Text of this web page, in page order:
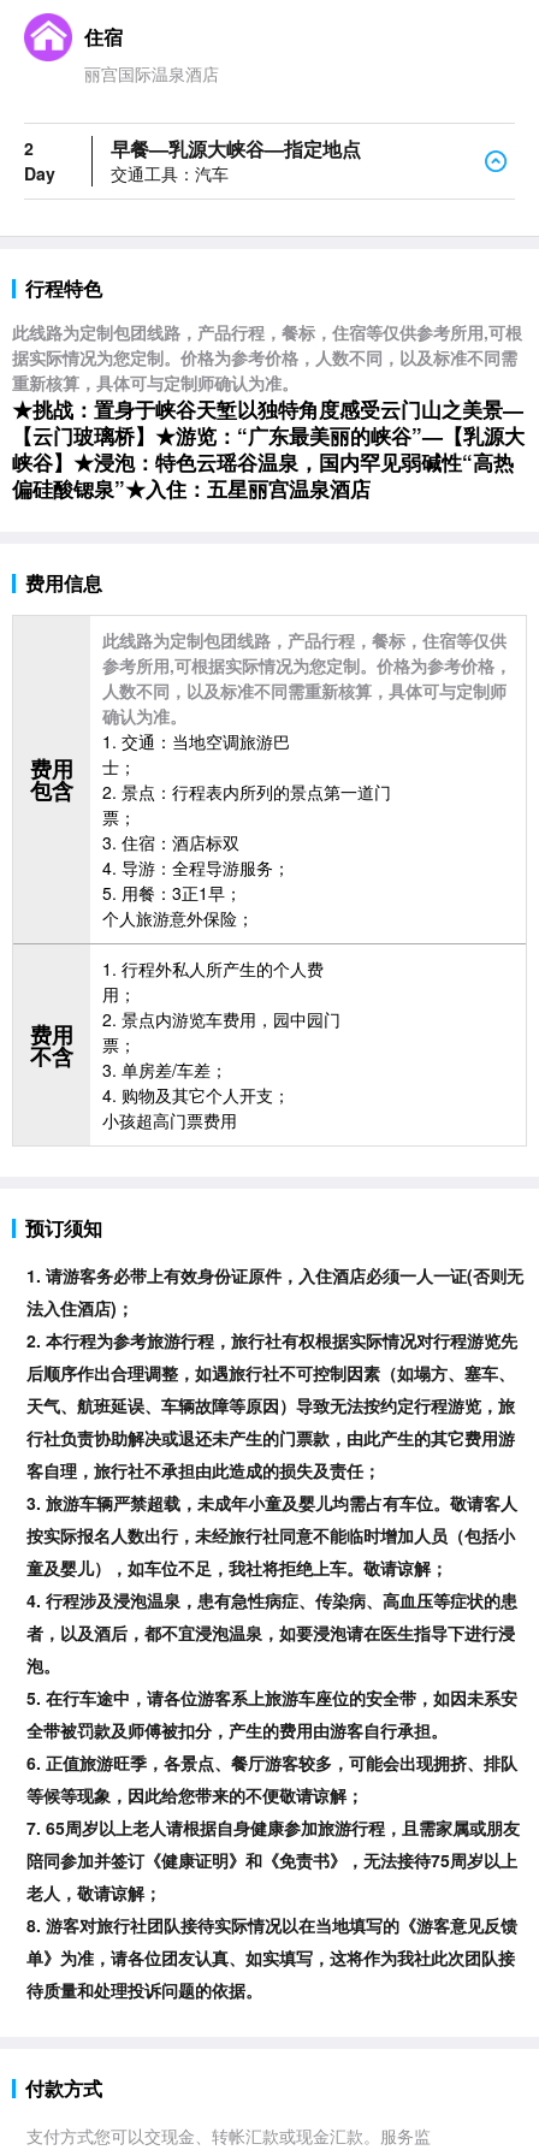
住宿
丽宫国际温泉酒店
2
Day
早餐—乳源大峡谷—指定地点
交通工具：汽车
行程特色
此线路为定制包团线路，产品行程，餐标，住宿等仅供参考所用,可根
据实际情况为您定制。价格为参考价格，人数不同，以及标准不同需
重新核算，具体可与定制师确认为准。
★挑战 ：置身于峡谷天堑以独特角度感受云门山之美景—
【云门玻璃桥】 ★游览 ： “广东最美丽的峡谷”—【乳源大
峡谷】 ★浸泡：特色云瑶谷温泉，国内罕见弱碱性“高热
偏硅酸锶泉”★入住 ： 五星丽宫温泉酒店
费用信息
费用
包含
此线路为定制包团线路，产品行程，餐标，住宿等仅供
参考所用,可根据实际情况为您定制。价格为参考价格，
人数不同，以及标准不同需重新核算，具体可与定制师
确认为准。
1. 交通： 当地空调旅游巴
士；
2. 景点：行程表内所列的景点第一道门
票；
3. 住宿：酒店标双
4. 导游：全程导游服务；
5. 用餐： 3正1早；
个人旅游意外保险；
费用
不含
1. 行程外私人所产生的个人费
用；
2. 景点内游览车费用，园中园门
票；
3. 单房差/车差；
4. 购物及其它个人开支；
小孩超高门票费用
预订须知
1. 请游客务必带上有效身份证原件，入住酒店必须一人一证(否则无
法入住酒店)；
2. 本行程为参考旅游行程， 旅行社有权根据实际情况对行程游览先
后顺序作出合理调整，如遇旅行社不可控制因素（如塌方、塞车、
天气、航班延误、车辆故障等原因） 导致无法按约定行程游览 ，旅
行社负责协助解决或退还未产生的门票款，由此产生的其它费用游
客自理，旅行社不承担由此造成的损失及责任；
3. 旅游车辆严禁超载，未成年小童及婴儿均需占有车位。敬请客人
按实际报名人数出行，未经旅行社同意不能临时增加人员（包括小
童及婴儿），如车位不足，我社将拒绝上车。敬请谅解；
4. 行程涉及浸泡温泉，患有急性病症、传染病、高血压等症状的患
者，以及酒后，都不宜浸泡温泉，如要浸泡请在医生指导下进行浸
泡。
5. 在行车途中， 请各位游客系上旅游车座位的安全带 ，如因未系安
全带被罚款及师傅被扣分，产生的费用由游客自行承担。
6. 正值旅游旺季，各景点、餐厅游客较多，可能会出现拥挤、排队
等候等现象，因此给您带来的不便敬请谅解；
7. 65周岁以上老人请根据自身健康参加旅游行程，且需家属或朋友
陪同参加并签订《健康证明》和《免责书》，无法接待75周岁以上
老人，敬请谅解；
8. 游客对旅行社团队接待实际情况以在当地填写的《游客意见反馈
单》为准，请各位团友认真、如实填写，这将作为我社此次团队接
待质量和处理投诉问题的依据。
付款方式
支付方式您可以交现金、转帐汇款或现金汇款。服务监